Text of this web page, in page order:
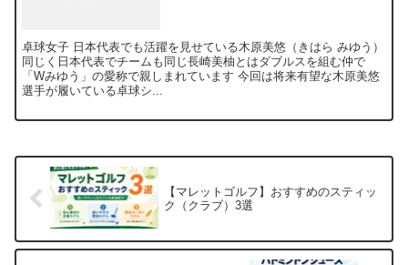
卓球女子 日本代表でも活躍を見せている木原美悠（きはら みゆう）
同じく日本代表でチームも同じ長崎美柚とはダブルスを組む仲で
「Wみゆう」の愛称で親しまれています 今回は将来有望な木原美悠
選手が履いている卓球シ...
【マレットゴルフ】おすすめのスティッ
ク（クラブ）3選